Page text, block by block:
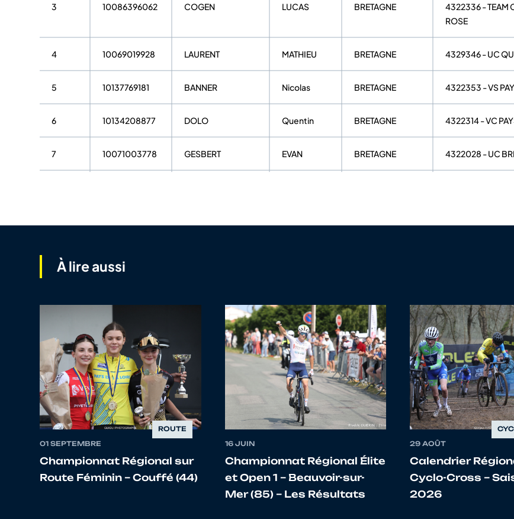
3 10086396062 COGEN LUCAS BRETAGNE
4322336 - TEAM
ROSE
4 10069019928 LAURENT MATHIEU BRETAGNE 4329346 - UC
5 10137769181 BANNER Nicolas BRETAGNE 4322353 - VS
6 10134208877 DOLO Quentin BRETAGNE 4322314 - VC
7 10071003778 GESBERT EVAN BRETAGNE 4322028 - UC
10 10070371258
GUINEFORT
12 10068769344 ROMAN BRETAGNE 4329232 - CC
13 10067195520 SOULABAILLE ENZO BRETAGNE 4322314 - VC
14 10091998016 LE CHENADEC LILIAN BRETAGNE 4356342 - AC
15 10113948308 MARCHADOUR Louison BRETAGNE 4329476 - TEAM
À lire aussi
ROUTE
01 SEPTEMBRE
Championnat Régional sur
Route Féminin – Couffé (44)
16 JUIN
Championnat Régional Élite
et Open 1 – Beauvoir-sur-
Mer (85) – Les Résultats
29 AOÛT
Calendrier
Cyclo-Cross –
2026